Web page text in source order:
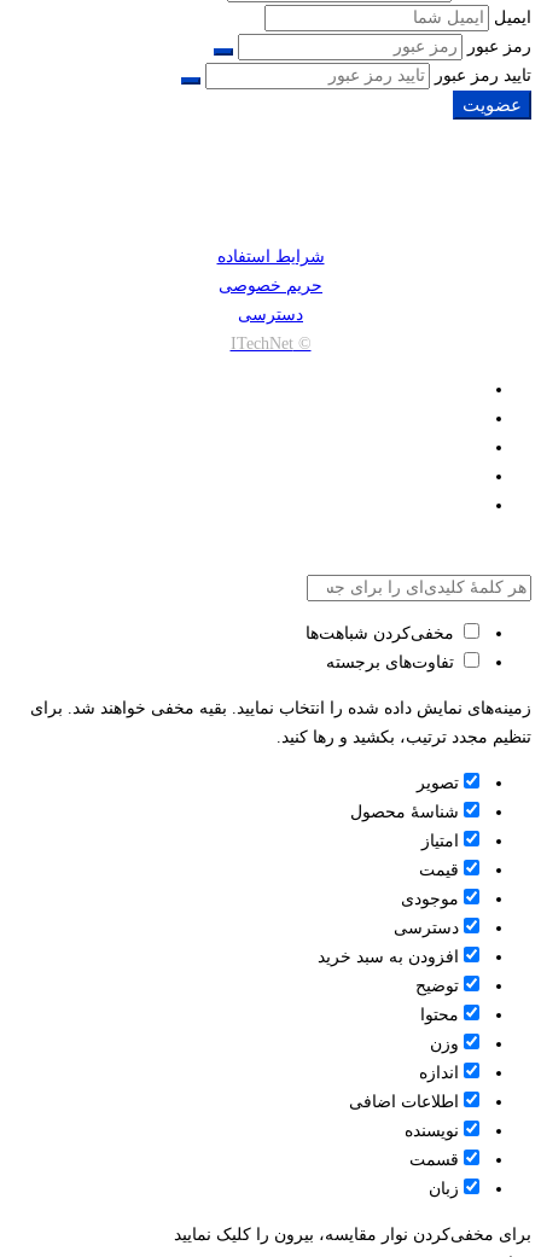
ایمیل
رمز عبور
تایید رمز عبور
عضویت
شرایط استفاده
حریم خصوصی
دسترسی
© ITechNet
مخفی‌کردن شباهت‌ها
تفاوت‌های برجسته
زمینه‌های نمایش داده شده را انتخاب نمایید. بقیه مخفی خواهند شد. برای
تنظیم مجدد ترتیب، بکشید و رها کنید.
تصویر
شناسۀ محصول
امتیاز
قيمت
موجودی
دسترسی
افزودن به سبد خرید
توضیح
محتوا
وزن
اندازه
اطلاعات اضافی
نویسنده
قسمت
زبان
برای مخفی‌کردن نوار مقایسه، بیرون را کلیک نمایید